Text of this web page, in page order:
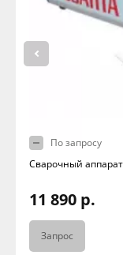
По запросу
Сварочный
11 890 р.
Запрос